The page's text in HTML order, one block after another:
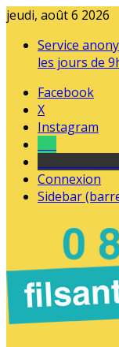
jeudi, août 6 2026
Service
les jours de
Facebook
X
Instagram
Connexion
Sidebar